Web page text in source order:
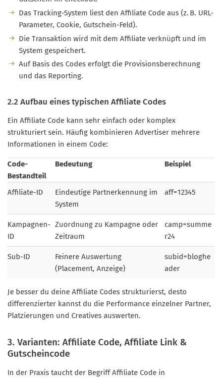
Das Tracking-System liest den Affiliate Code aus (z. B. URL-
Parameter, Cookie, Gutschein-Feld).
Die Transaktion wird mit dem Affiliate verknüpft und im
System gespeichert.
Auf Basis des Codes erfolgt die Provisionsberechnung
und das Reporting.
2.2 Aufbau eines typischen Affiliate Codes
Ein Affiliate Code kann sehr einfach oder komplex
strukturiert sein. Häufig kombinieren Advertiser mehrere
Informationen in einem Code:
Code-
Bestandteil
Bedeutung Beispiel
Affiliate-ID
Eindeutige Partnerkennung im
System
aff=12345
Kampagnen-
ID
Zuordnung zu Kampagne oder
Zeitraum
camp=summe
r24
Sub-ID
Feinere Auswertung
(Placement, Anzeige)
subid=bloghe
ader
Je besser du deine Affiliate Codes strukturierst, desto
differenzierter kannst du die Performance einzelner Partner,
Platzierungen und Creatives auswerten.
3. Varianten: Affiliate Code, Affiliate Link &
Gutscheincode
In der Praxis taucht der Begriff Affiliate Code in